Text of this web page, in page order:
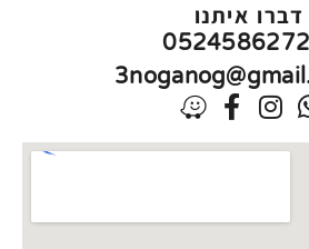
דברו איתנו
0524586272